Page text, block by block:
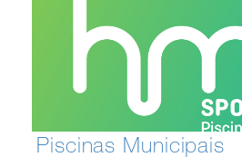
Piscinas Municipais